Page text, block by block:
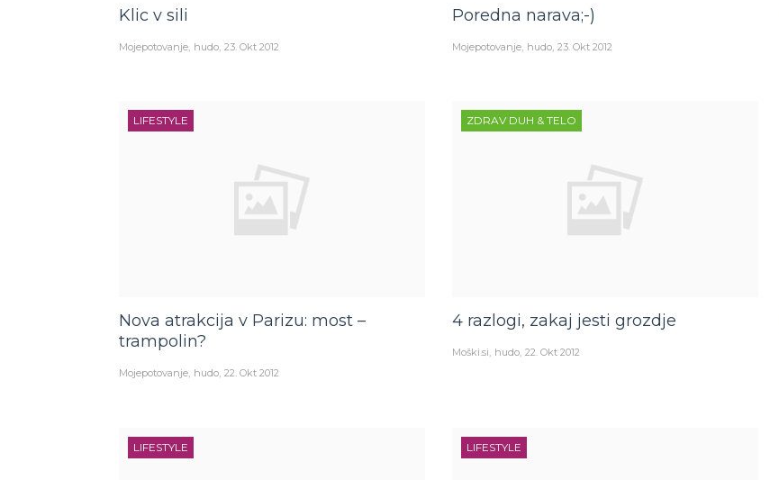
Klic v sili
Mojepotovanje hudo 23. Okt 2012
Poredna narava;-)
Mojepotovanje hudo 23. Okt 2012
LIFESTYLE
Nova atrakcija v Parizu: most –
trampolin?
Mojepotovanje hudo 22. Okt 2012
ZDRAV DUH & TELO
4 razlogi, zakaj jesti grozdje
Moški.si hudo 22. Okt 2012
LIFESTYLE LIFESTYLE